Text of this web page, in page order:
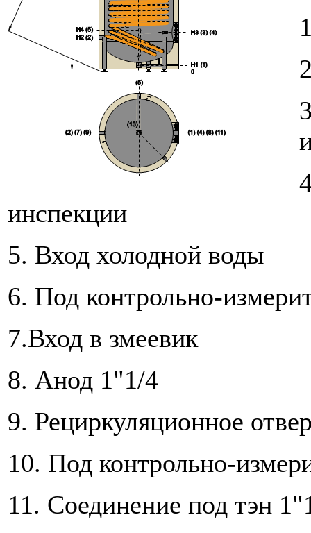
инспекции
5. Вход холодной воды
6. Под контрольно-
7.Вход в змеевик
8. Анод 1"1/4
9. Рециркуляционное
10. Под контрольно-
11. Соединение под тэн